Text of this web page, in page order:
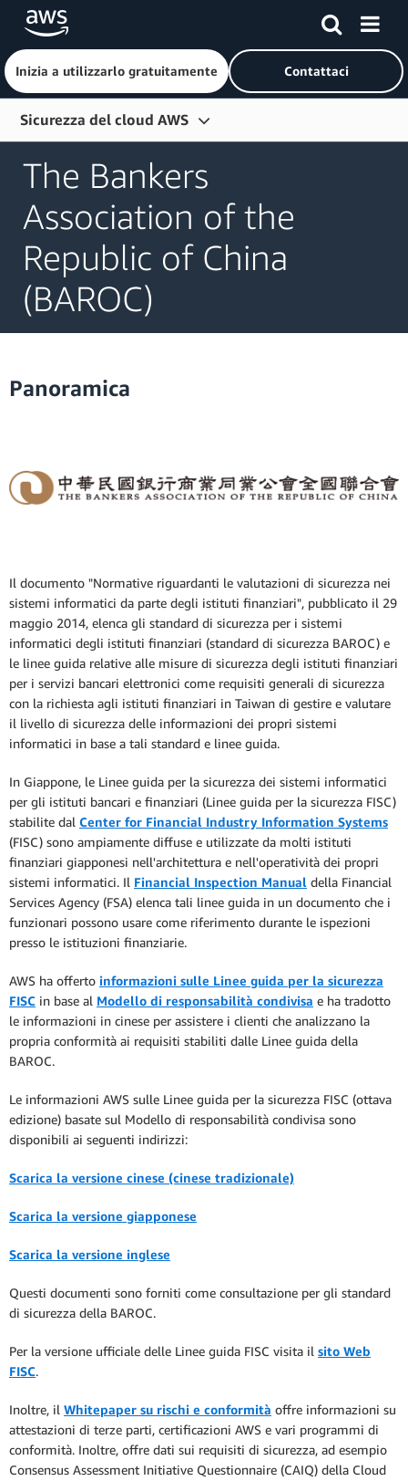
Passa al contenuto principale
Inizia a utilizzarlo gratuitamente Contattaci
Sicurezza del cloud AWS
Servizi di sicurezza
Conformità
Protezione dei dati
Blog
Partner
The Bankers
Association of the
Republic of China
(BAROC)
Panoramica
Il documento "Normative riguardanti le valutazioni di sicurezza nei
sistemi informatici da parte degli istituti finanziari", pubblicato il 29
maggio 2014, elenca gli standard di sicurezza per i sistemi
informatici degli istituti finanziari (standard di sicurezza BAROC) e
le linee guida relative alle misure di sicurezza degli istituti finanziari
per i servizi bancari elettronici come requisiti generali di sicurezza
con la richiesta agli istituti finanziari in Taiwan di gestire e valutare
il livello di sicurezza delle informazioni dei propri sistemi
informatici in base a tali standard e linee guida.
In Giappone, le Linee guida per la sicurezza dei sistemi informatici
per gli istituti bancari e finanziari (Linee guida per la sicurezza FISC)
stabilite dal Center for Financial Industry Information Systems
(FISC) sono ampiamente diffuse e utilizzate da molti istituti
finanziari giapponesi nell'architettura e nell'operatività dei propri
sistemi informatici. Il Financial Inspection Manual della Financial
Services Agency (FSA) elenca tali linee guida in un documento che i
funzionari possono usare come riferimento durante le ispezioni
presso le istituzioni finanziarie.
AWS ha offerto informazioni sulle Linee guida per la sicurezza
FISC in base al Modello di responsabilità condivisa e ha tradotto
le informazioni in cinese per assistere i clienti che analizzano la
propria conformità ai requisiti stabiliti dalle Linee guida della
BAROC.
Le informazioni AWS sulle Linee guida per la sicurezza FISC (ottava
edizione) basate sul Modello di responsabilità condivisa sono
disponibili ai seguenti indirizzi:
Scarica la versione cinese (cinese tradizionale)
Scarica la versione giapponese
Scarica la versione inglese
Questi documenti sono forniti come consultazione per gli standard
di sicurezza della BAROC.
Per la versione ufficiale delle Linee guida FISC visita il sito Web
FISC.
Inoltre, il Whitepaper su rischi e conformità offre informazioni su
attestazioni di terze parti, certificazioni AWS e vari programmi di
conformità. Inoltre, offre dati sui requisiti di sicurezza, ad esempio
Consensus Assessment Initiative Questionnaire (CAIQ) della Cloud